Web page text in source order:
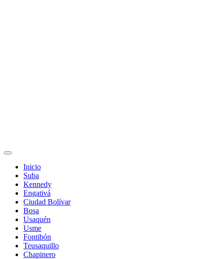
Inicio
Suba
Kennedy
Engativá
Ciudad Bolívar
Bosa
Usaquén
Usme
Fontibón
Teusaquillo
Chapinero